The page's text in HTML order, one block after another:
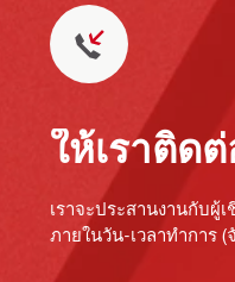
ให้เราติด
เราจะประสานงานกับ
ภายในวัน-เวลาทำการ (